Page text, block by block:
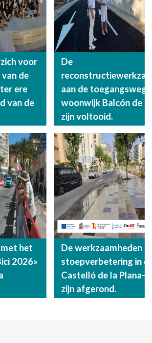
voor
de
ere
van de
De
aan de toegangsweg
woonwijk Balcón de
zijn voltooid.
het
2026»
De werkzaamheden
stoepverbetering in
Castelló de la Plana-
zijn afgerond.